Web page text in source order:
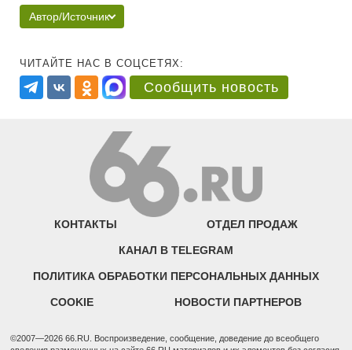
Автор/Источник
ЧИТАЙТЕ НАС В СОЦСЕТЯХ:
Сообщить новость
КОНТАКТЫ ОТДЕЛ ПРОДАЖ
КАНАЛ В TELEGRAM
ПОЛИТИКА ОБРАБОТКИ ПЕРСОНАЛЬНЫХ ДАННЫХ
COOKIE НОВОСТИ ПАРТНЕРОВ
©2007—2026 66.RU. Воспроизведение, сообщение, доведение до всеобщего